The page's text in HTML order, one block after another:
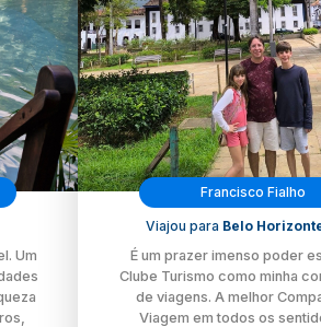
Um
Francisco Fialho
Viajou para Belo
É um prazer imenso poder
Clube Turismo como minha
de viagens. A melhor
Viagem em todos os